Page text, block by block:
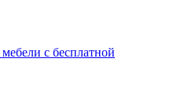
с бесплатной